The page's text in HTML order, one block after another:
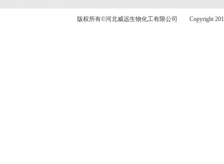
版权所有©河北威远生物化工有限公司 Copyright